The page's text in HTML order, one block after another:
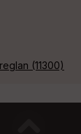
(11300)